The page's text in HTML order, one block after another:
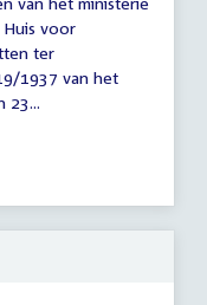
voor
ter
1937 van het
23...